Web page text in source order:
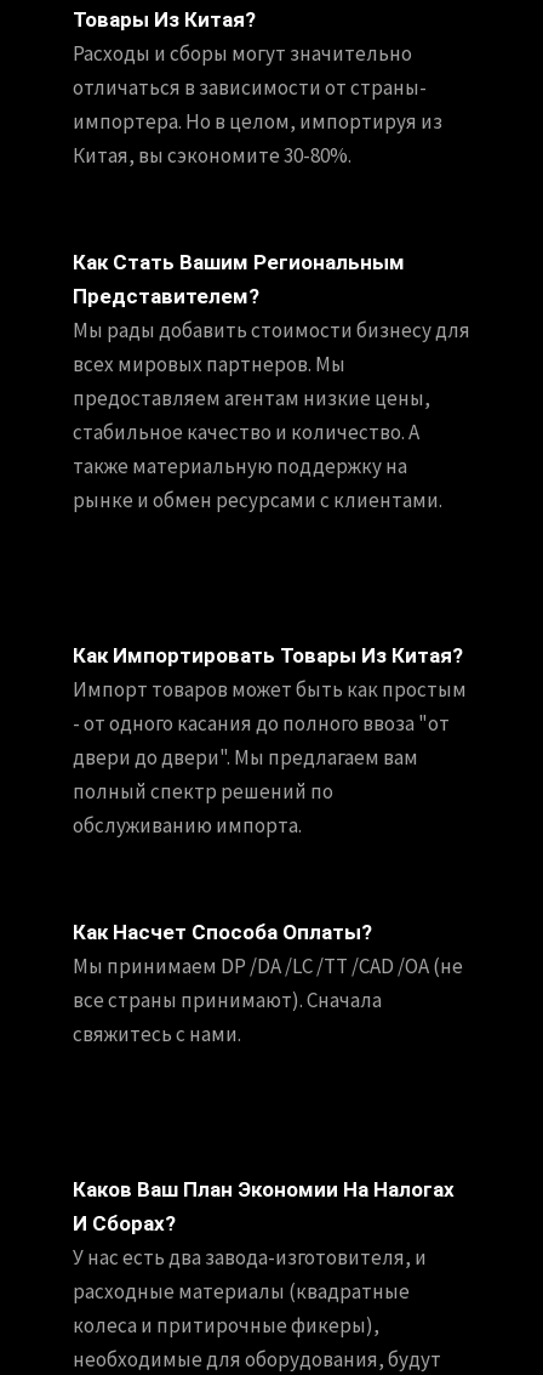
Товары Из Китая?
Расходы и сборы могут значительно
отличаться в зависимости от страны-
импортера. Но в целом, импортируя из
Китая, вы сэкономите 30-80%.
Как Стать Вашим Региональным
Представителем?
Мы рады добавить стоимости бизнесу для
всех мировых партнеров. Мы
предоставляем агентам низкие цены,
стабильное качество и количество. А
также материальную поддержку на
рынке и обмен ресурсами с клиентами.
Как Импортировать Товары Из Китая?
Импорт товаров может быть как простым
- от одного касания до полного ввоза "от
двери до двери". Мы предлагаем вам
полный спектр решений по
обслуживанию импорта.
Как Насчет Способа Оплаты?
Мы принимаем DP /DA /LC /TT /CAD /OA (не
все страны принимают). Сначала
свяжитесь с нами.
Каков Ваш План Экономии На Налогах
И Сборах?
У нас есть два завода-изготовителя, и
расходные материалы (квадратные
колеса и притирочные фикеры),
необходимые для оборудования, будут